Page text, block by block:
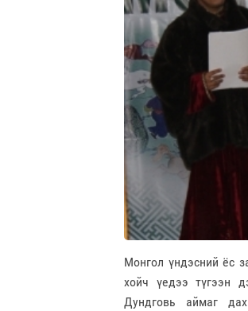
Монгол үндэсний ёс
хойч үедээ түгээн
Дундговь аймаг